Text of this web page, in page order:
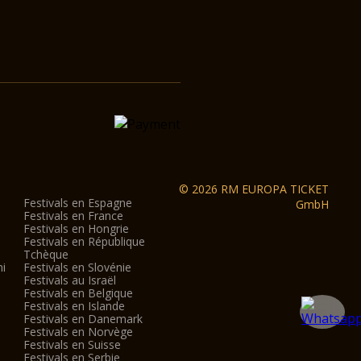
Festivals en Espagne
Festivals en France
Festivals en Hongrie
Festivals en République
Tchèque
Festivals en Slovénie
Festivals au Israël
Festivals en Belgique
Festivals en Islande
Festivals en Danemark
Festivals en Norvège
Festivals en Suisse
Festivals en Serbie
© 2026 RM EUROPA TICKET
GmbH